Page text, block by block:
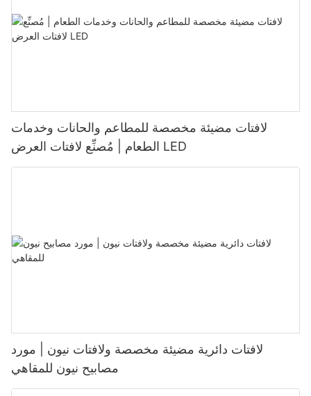
لافتات مضيئة مخصصة للمطاعم والحانات وخدمات
الطعام | مُصنِّع لافتات العرض LED
لافتات دائرية مضيئة مخصصة ولافتات نيون | مورد
مصابيح نيون للمقاهي